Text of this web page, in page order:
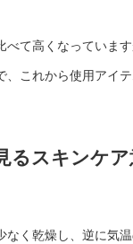
て高くなっていま
これから使用アイ
るスキンケ
く乾燥し、逆に気